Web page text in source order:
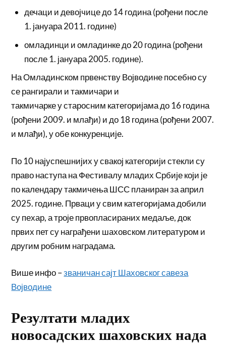
дечаци и девојчице до 14 година (рођени после
1. јануара 2011. године)
омладинци и омладинке до 20 година (рођени
после 1. јануара 2005. године).
На Омладинском првенству Војводине посебно су
се рангирали и такмичари и
такмичарке у старосним категоријама до 16 година
(рођени 2009. и млађи) и до 18 година (рођени 2007.
и млађи), у обе конкуренције.
По 10 најуспешнијих у свакој категорији стекли су
право наступа на Фестивалу младих Србије који је
по календару такмичења ШСС планиран за април
2025. године. Прваци у свим категоријама добили
су пехар, а троје првопласираних медаље, док
првих пет су награђени шаховском литературом и
другим робним наградама.
Више инфо –званичан сајт Шаховског савеза
Војводине
Резултати младих
новосадских шаховских нада